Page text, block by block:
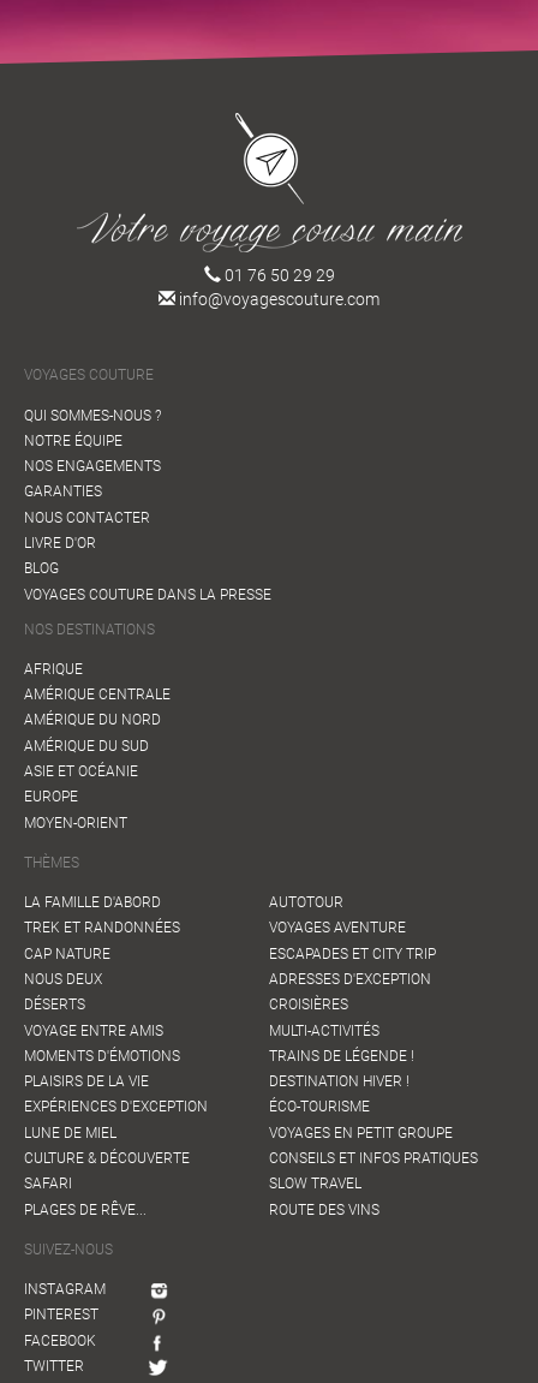
01 76 50 29 29
info@voyagescouture.com
VOYAGES COUTURE
QUI SOMMES-NOUS ?
NOTRE ÉQUIPE
NOS ENGAGEMENTS
GARANTIES
NOUS CONTACTER
LIVRE D'OR
BLOG
VOYAGES COUTURE DANS LA PRESSE
NOS DESTINATIONS
AFRIQUE
AMÉRIQUE CENTRALE
AMÉRIQUE DU NORD
AMÉRIQUE DU SUD
ASIE ET OCÉANIE
EUROPE
MOYEN-ORIENT
THÈMES
LA FAMILLE D'ABORD
TREK ET RANDONNÉES
CAP NATURE
NOUS DEUX
DÉSERTS
VOYAGE ENTRE AMIS
MOMENTS D'ÉMOTIONS
PLAISIRS DE LA VIE
EXPÉRIENCES D'EXCEPTION
LUNE DE MIEL
CULTURE & DÉCOUVERTE
SAFARI
PLAGES DE RÊVE...
AUTOTOUR
VOYAGES AVENTURE
ESCAPADES ET CITY TRIP
ADRESSES D'EXCEPTION
CROISIÈRES
MULTI-ACTIVITÉS
TRAINS DE LÉGENDE !
DESTINATION HIVER !
ÉCO-TOURISME
VOYAGES EN PETIT GROUPE
CONSEILS ET INFOS PRATIQUES
SLOW TRAVEL
ROUTE DES VINS
SUIVEZ-NOUS
INSTAGRAM
PINTEREST
FACEBOOK
TWITTER